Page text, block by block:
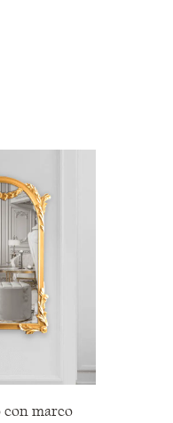
marco